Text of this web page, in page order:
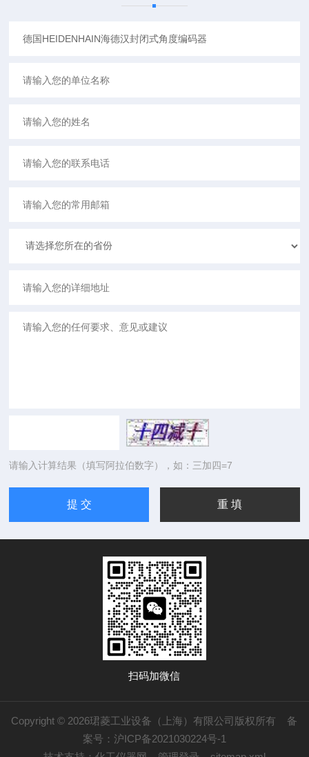
请输入计算结果（填写阿拉伯数字），如：三加四=7
扫码加微信
Copyright © 2026珺菱工业设备（上海）有限公司版权所有 备
案号：沪ICP备2021030224号-1